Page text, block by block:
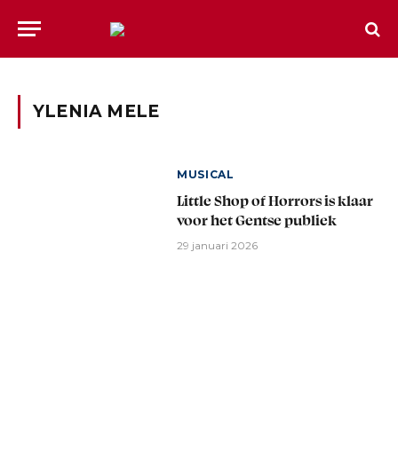
YLENIA MELE
MUSICAL
Little Shop of Horrors is klaar
voor het Gentse publiek
29 januari 2026